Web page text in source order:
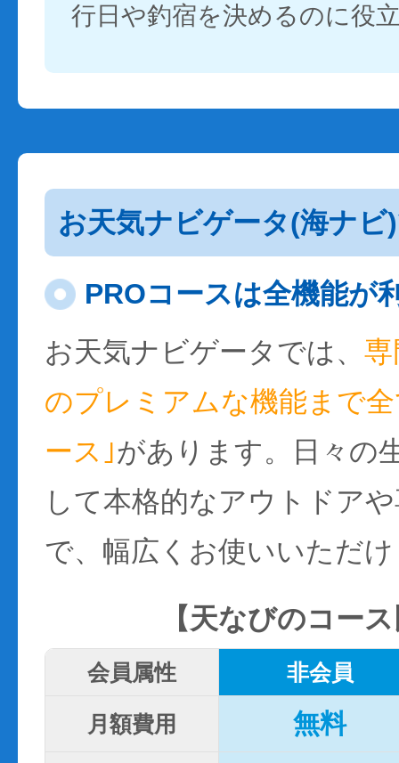
行日や釣宿を決めるのに役
お天気ナビゲータ(海ナビ
PROコースは全機能が
お天気ナビゲータでは、
のプレミアムな機能まで
ース｣があります。日々の
して本格的なアウトドア
で、幅広くお使いいただ
【天なびのコー
会員属性 非会員
月額費用 無料